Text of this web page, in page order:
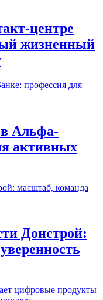
центре
жизненный
Альфа-
активных
Донстрой: